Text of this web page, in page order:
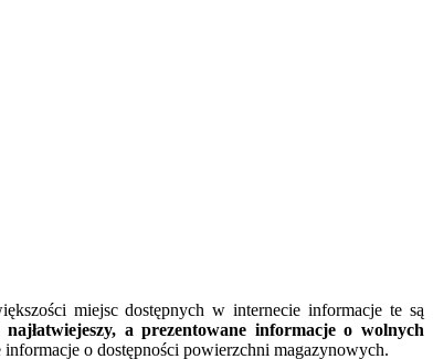
miejsc dostępnych w internecie informacje te są
a prezentowane informacje o wolnych
o dostępności powierzchni magazynowych.